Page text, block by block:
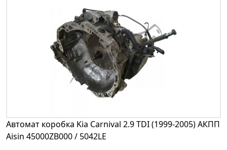
Автомат коробка Kia Carnival 2.9 TDI (1999-2005) АКПП
Aisin 45000ZB000 / 5042LE